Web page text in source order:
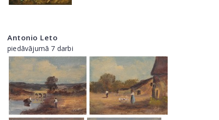
Antonio Leto
piedāvājumā 7 darbi